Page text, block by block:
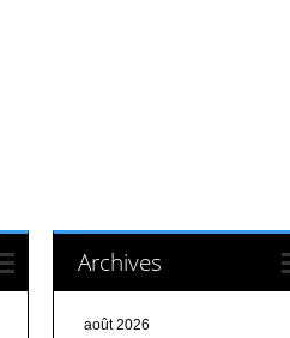
Archives
août 2026